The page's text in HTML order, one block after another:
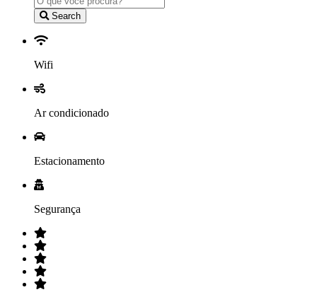
Search
Wifi
Ar condicionado
Estacionamento
Segurança